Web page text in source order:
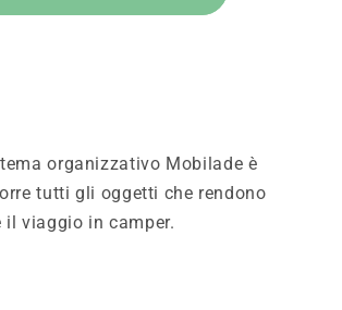
organizzativo Mobilade è
tutti gli oggetti che rendono
il viaggio in camper.